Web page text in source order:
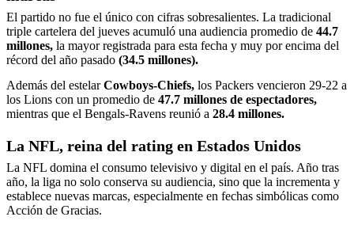
El partido no fue el único con cifras sobresalientes. La tradicional
triple cartelera del jueves acumuló una audiencia promedio de 44.7
millones, la mayor registrada para esta fecha y muy por encima del
récord del año pasado (34.5 millones).
Además del estelarCowboys-Chiefs, los Packers vencieron 29-22 a
los Lions con un promedio de 47.7 millones de espectadores,
mientras que el Bengals-Ravens reunió a 28.4 millones.
La NFL, reina del rating en Estados Unidos
La NFL domina el consumo televisivo y digital en el país. Año tras
año, la liga no solo conserva su audiencia, sino que la incrementa y
establece nuevas marcas, especialmente en fechas simbólicas como
Acción de Gracias.